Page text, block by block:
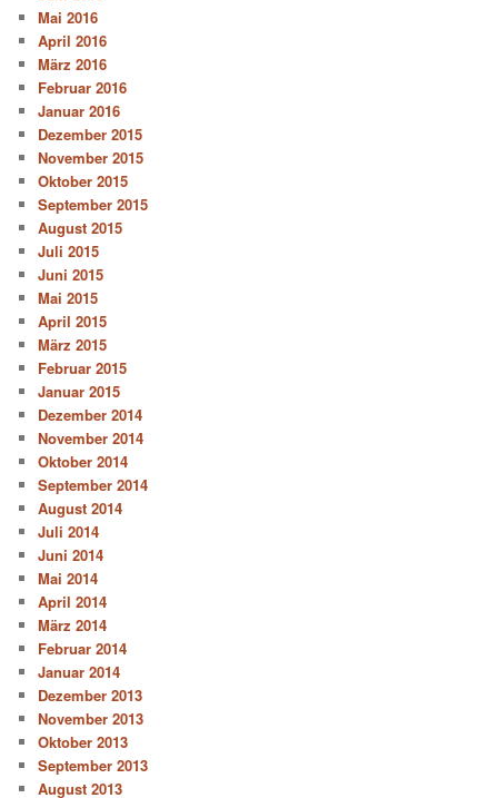
Mai 2016
April 2016
März 2016
Februar 2016
Januar 2016
Dezember 2015
November 2015
Oktober 2015
September 2015
August 2015
Juli 2015
Juni 2015
Mai 2015
April 2015
März 2015
Februar 2015
Januar 2015
Dezember 2014
November 2014
Oktober 2014
September 2014
August 2014
Juli 2014
Juni 2014
Mai 2014
April 2014
März 2014
Februar 2014
Januar 2014
Dezember 2013
November 2013
Oktober 2013
September 2013
August 2013